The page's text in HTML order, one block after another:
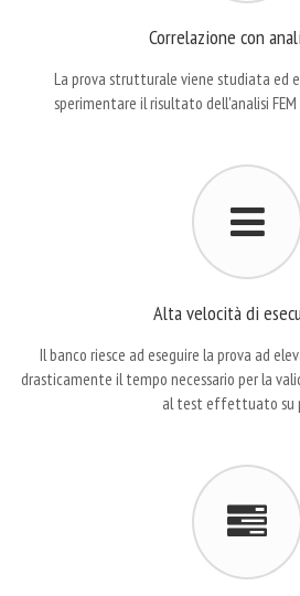
Correlazione con
La prova strutturale viene studiata ed
sperimentare il risultato dell'analisi
Alta velocità di
Il banco riesce ad eseguire la prova ad
drasticamente il tempo necessario per la
al test effettuato su